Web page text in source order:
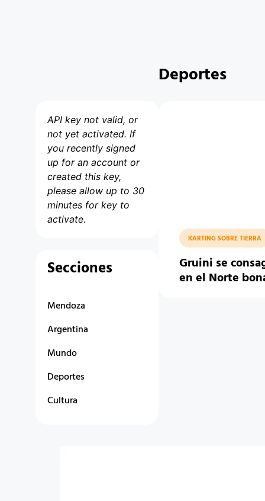
API key not valid, or
not yet activated. If
you recently signed
up for an account or
created this key,
please allow up to 30
minutes for key to
activate.
Secciones
Mendoza
Argentina
Mundo
Deportes
Cultura
Deportes
KARTING SOBRE TIERRA
Gruini se
en el Norte